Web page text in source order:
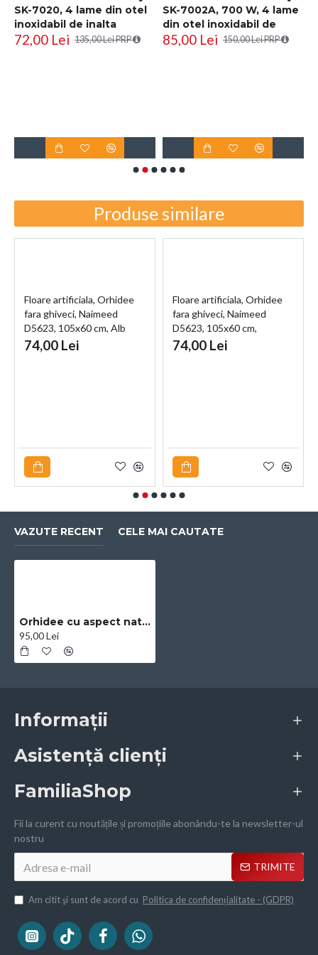
SK-7020, 4 lame din otel
inoxidabil de inalta
calitate, 400 W, 2L,
72,00 Lei 135,00 Lei PRP
SK-7002A, 700 W, 4 lame
din otel inoxidabil de
inalta calitate, 2L,
85,00 Lei 150,00 Lei PRP
Produse similare
Floare artificiala, Orhidee
fara ghiveci, Naimeed
D5623, 105x60 cm, Alb
74,00 Lei
Floare artificiala, Orhidee
fara ghiveci, Naimeed
D5623, 105x60 cm,
Portocaliu
74,00 Lei
VAZUTE RECENT CELE MAI CAUTATE
Orhidee cu aspect natural in ghiveci ceramic, 50 cm, Naimeed D4848, Roz
95,00 Lei
Informații
Asistență clienți
FamiliaShop
Fii la curent cu noutățile și promoțiile abonându-te la newsletter-ul
nostru
TRIMITE
Am citit şi sunt de acord cu Politica de confidențialitate - (GDPR)